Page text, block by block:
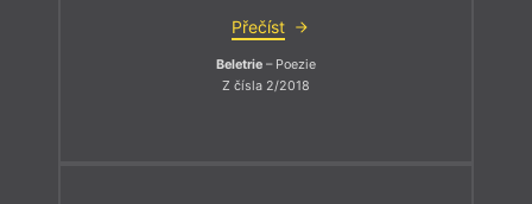
Přečíst
Beletrie – Poezie
Z čísla 2/2018